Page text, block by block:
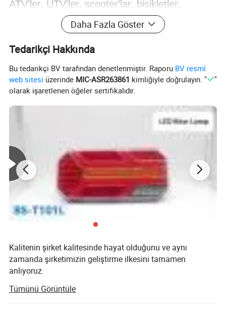
ATV'ler, UTV'ler, scooter'lar, bisikletler,
mühendislik araçları, tekneler ve avcılık
Ayrıntılı fotoğraflar
Daha Fazla Göster
Tedarikçi Hakkında
Bu tedarikçi BV tarafından denetlenmiştir. Raporu BV resmî
web sitesi üzerinde MIC-ASR263861 kimliğiyle doğrulayın. "
"
olarak işaretlenen öğeler sertifikalıdır.
Kalitenin şirket kalitesinde hayat olduğunu ve aynı
zamanda şirketimizin geliştirme ilkesini tamamen
anlıyoruz.
Bonsen Auto Electron Co., Ltd güvenilir ve sorumlu bir
üretici ve LED otomatik lamba tedarikçisidir.
Tümünü Görüntüle